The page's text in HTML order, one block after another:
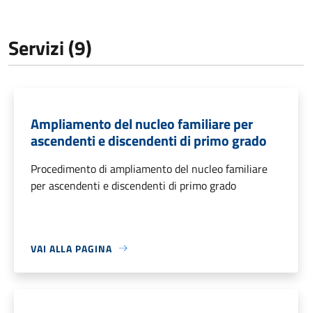
Servizi (9)
Ampliamento del nucleo familiare per
ascendenti e discendenti di primo grado
Procedimento di ampliamento del nucleo familiare
per ascendenti e discendenti di primo grado
VAI ALLA PAGINA